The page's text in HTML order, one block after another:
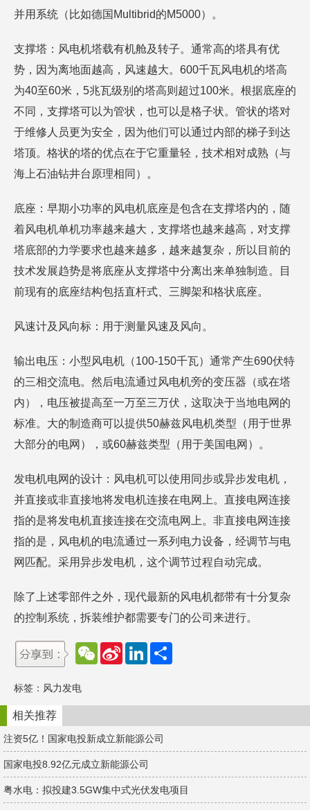
并用系统（比如德国Multibrid的M5000）。
支撑塔：风电机塔载有机舱及转子。通常高的塔具有优
势，因为离地面越高，风速越大。600千瓦风电机的塔高
为40至60米，5兆瓦级别的塔高则超过100米。根据底座的
不同，支撑塔可以为管状，也可以是格子状。管状的塔对
于维修人员更为安全，因为他们可以通过内部的梯子到达
塔顶。格状的塔的优点在于它重量轻，技术相对成熟（与
海上石油钻井台原理相同）。
底座：早期小功率的风电机底座是包含在支撑塔内的，随
着风电机单机功率越来越大，支撑塔也越来越高，对支撑
塔底部的力学要求也越来越多，越来越复杂，所以目前的
技术发展趋势是将底座从支撑塔中分离出来单独制造。目
前现有的底座结构包括直杆式、三脚架和格状底座。
风速计及风向标：用于测量风速及风向。
输出电压：小型风电机（100-150千瓦）通常产生690伏特
的三相交流电。然后电流通过风电机旁的变压器（或在塔
内），电压被提高至一万至三万伏，这取决于当地电网的
标准。大的制造商可以提供50赫兹风电机类型（用于世界
大部分的电网），或60赫兹类型（用于美国电网）。
发电机电网的设计：风电机可以使用同步或异步发电机，
并直接或非直接地将发电机连接在电网上。直接电网连接
指的是将发电机直接连接在交流电网上。非直接电网连接
指的是，风电机的电流通过一系列电力设备，经调节与电
网匹配。采用异步发电机，这个调节过程自动完成。
除了上述零部件之外，现代最新的风电机都带有十分复杂
的控制系统，拆装维护都需要专门的公司来进行。
W
e
t
S
e
b
o
L
d
n
标签： 风力发电
相关推荐
注资5亿！国家电投新成立新能源公司
国家电投8.92亿元成立新能源公司
粤水电：拟投建3.5GW集中式光伏发电项目